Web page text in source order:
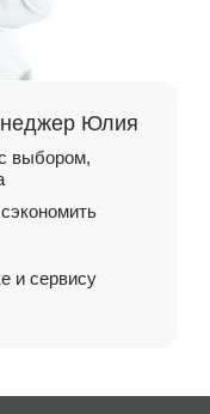
Юлия
выбором,
и сервису